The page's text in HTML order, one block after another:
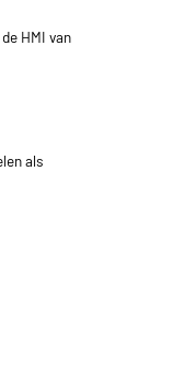
HMI van
als